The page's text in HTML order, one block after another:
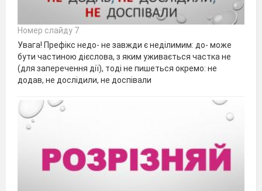
Номер слайду 7
Увага! Префікс недо- не завжди є неділимим: до- може
бути частиною дієслова, з яким уживається частка не
(для заперечення дії), тоді не пишеться окремо: не
додав, не дослідили, не доспівали